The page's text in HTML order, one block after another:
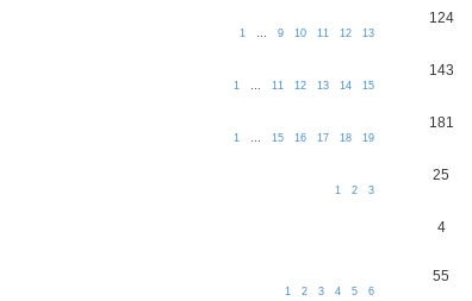
1 9 10 11 12 13
124
1 … 11 12 13 14 15
143
1 … 15 16 17 18 19
181
1 2 3
25
4
1 2 3 4 5 6
55